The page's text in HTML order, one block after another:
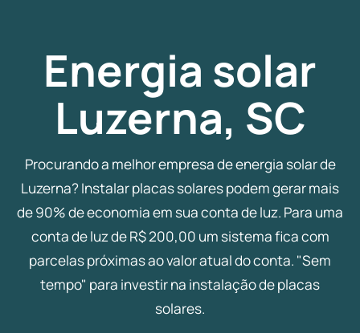
Energia solar
Luzerna, SC
Procurando a melhor empresa de energia solar de
Luzerna? Instalar placas solares podem gerar mais
de 90% de economia em sua conta de luz. Para uma
conta de luz de R$ 200,00 um sistema fica com
parcelas próximas ao valor atual do conta. "Sem
tempo" para investir na instalação de placas
solares.